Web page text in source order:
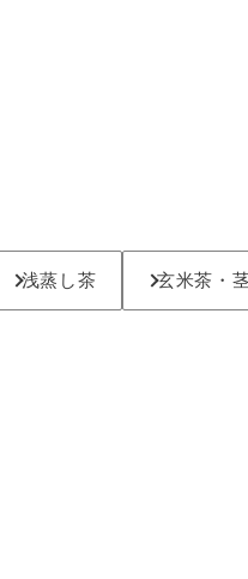
浅蒸し茶 玄米茶・